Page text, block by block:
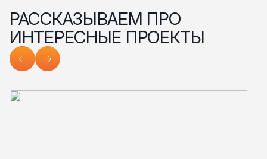
РАССКАЗЫВАЕМ ПРО
ИНТЕРЕСНЫЕ ПРОЕКТЫ